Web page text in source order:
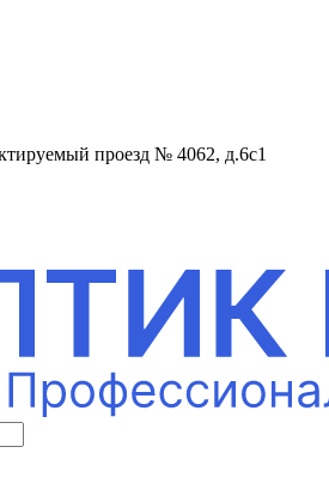
проезд № 4062, д.6с1